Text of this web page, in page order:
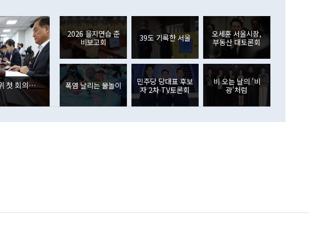
이 9월 러시아 블라디보스토크에서 열리는 '동방경제포럼(EEF)'을 언급하
며 "정부 차원에서 (참석을) 검토하고 있다"고 발언한 데 대해서도 조 장관
은 "그것은 외교부의 몫"이라며 "아직 거기까지 진도가 나가지 않았다"고
잘랐다. 정 장관이 이날 소개한 대북 구상과 설명은 정부 내 조율을 거치지
않았다는 점에서 문제가 있다. 특히 주적 표현 대체와 국호 사용, 9·19 군
사합의 복원, 4자회담 추진 등은 통일부 장관이 결정할 사안이 아니어서 월
권이라는 지적이 나오고 있다. 이 대통령은 정 장관의 업무보고를 듣고 난
뒤 "여기 업무보고에 발표했다고 승인난 건 아니다"라고 재차 확인했다. 정
부의 한 소식통은 "정 장관의 발언 내용은 대부분 국가안전보장회의(NSC)
를 거쳐 결정된 사안이 아닌 정 장관의 개인적 생각에 가깝다"며 "안보 관
련 부처 장관이 정부의 공식 정책이 아닌 사안을 추진하겠다고 업무보고를
하고 대통령의 면전에서 '국군통수권자가 나서야 한다'고 주장한 것은 심각
이나 미국은 북한에 선비핵화를 공식적으로 요구한 적이 없기 때문이다. 지
였던 올해 3월(369억9000만달러)을 넘어선 것이다. 직접투자에서는 내국
인의 해외투자가 80억1000만달러, 외국인의 국내투자가 46억3000만달러
각각 증가했다. 증권투자에서는 외국인의 국내 주식 매도세가 이어졌다. 외
국인의 국내 주식 투자는 차익실현 매도 등의 영향으로 316억1000만달러
감소하며 전월(-310억5000만달러)에 이어 역대 최대 순매도 기록을 다시
경신했다. 외국인의 국내 채권투자는 세계국채지수(WGBI) 자금 유입에도
분기 말 만기도래 영향으로 증가 폭이 줄어든 52억9000만달러를 기록했
다. 내국인의 해외 증권투자는 주식을 중심으로 35억6000만달러 증가했
다. eoyn2@newspim.com
첫 회의…
2026 을지연습 준
비보고회
39도 기록한 서울
오세훈 서울시장,
부동산 대토론회
폭염 날리는 물놀이
민주당 당대표 후보
자 2차 TV토론회
비 오는 날의 '비
광'처럼